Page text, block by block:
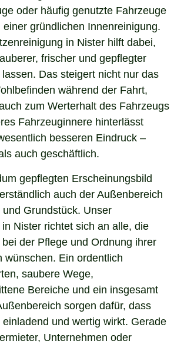
oder häufig genutzte Fahrzeuge
gründlichen Innenreinigung.
in Nister hilft dabei,
frischer und gepflegter
Das steigert nicht nur das
während der Fahrt,
zum Werterhalt des Fahrzeugs
Fahrzeuginnere hinterlässt
besseren Eindruck –
auch geschäftlich.
gepflegten Erscheinungsbild
auch der Außenbereich
Grundstück. Unser
Nister richtet sich an alle, die
der Pflege und Ordnung ihrer
wünschen. Ein ordentlich
saubere Wege,
Bereiche und ein insgesamt
sorgen dafür, dass
und wertig wirkt. Gerade
Unternehmen oder